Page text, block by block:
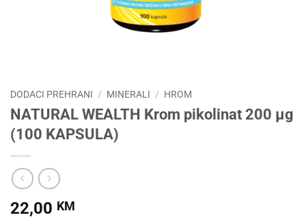
DODACI PREHRANI / MINERALI / HROM
NATURAL WEALTH Krom pikolinat 200 μg
(100 KAPSULA)
22,00 KM